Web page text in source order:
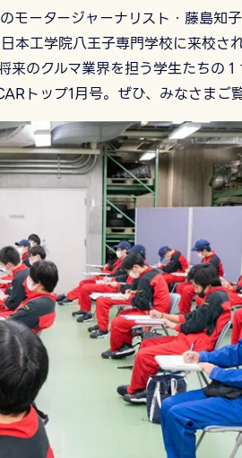
モータージャーナリスト・藤島知
本工学院八王子専門学校に来校さ
来のクルマ業界を担う学生たちの
トップ1月号。ぜひ、みなさまご